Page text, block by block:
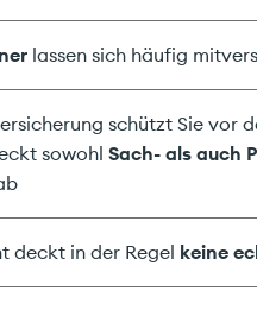
lassen sich häufig
schützt Sie vor
sowohl Sach- als auch
deckt in der Regel keine